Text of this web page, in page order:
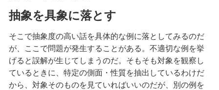
抽象を具象に落とす
そこで抽象度の高い話を具体的な例に落としてみるのだ
が、ここで問題が発生することがある。不適切な例を挙
げると誤解が生じてしまうのだ。そもそも対象を観察し
ているときに、特定の側面・性質を抽出しているわけだ
から、対象そのものを見ていればいいのだが、別の例を